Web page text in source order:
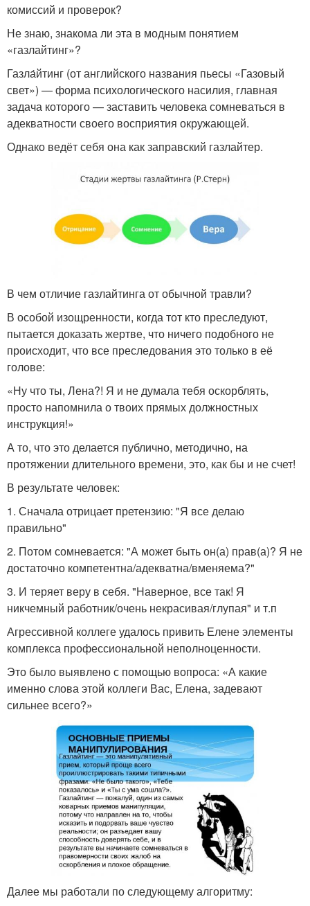
комиссий и проверок?
Не знаю, знакома ли эта в модным понятием
«газлайтинг»?
Газла́йтинг (от английского названия пьесы «Газовый
свет») — форма психологического насилия, главная
задача которого — заставить человека сомневаться в
адекватности своего восприятия окружающей.
Однако ведёт себя она как заправский газлайтер.
В чем отличие газлайтинга от обычной травли?
В особой изощренности, когда тот кто преследуют,
пытается доказать жертве, что ничего подобного не
происходит, что все преследования это только в её
голове:
«Ну что ты, Лена?! Я и не думала тебя оскорблять,
просто напомнила о твоих прямых должностных
инструкция!»
А то, что это делается публично, методично, на
протяжении длительного времени, это, как бы и не счет!
В результате человек:
1. Сначала отрицает претензию: "Я все делаю
правильно"
2. Потом сомневается: "А может быть он(а) прав(а)? Я не
достаточно компетентна/адекватна/вменяема?"
3. И теряет веру в себя. "Наверное, все так! Я
никчемный работник/очень некрасивая/глупая" и т.п
Агрессивной коллеге удалось привить Елене элементы
комплекса профессиональной неполноценности.
Это было выявлено с помощью вопроса: «А какие
именно слова этой коллеги Вас, Елена, задевают
сильнее всего?»
Далее мы работали по следующему алгоритму: